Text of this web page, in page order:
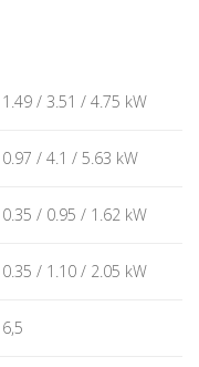
1.49 / 3.51 / 4.75 kW
0.97 / 4.1 / 5.63 kW
0.35 / 0.95 / 1.62 kW
0.35 / 1.10 / 2.05 kW
6,5